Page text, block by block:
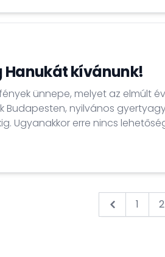
Hanukát kívánunk!
ünnepe, melyet az elmúlt
Budapesten, nyilvános
Ugyanakkor erre nincs
&laquo;
1 2